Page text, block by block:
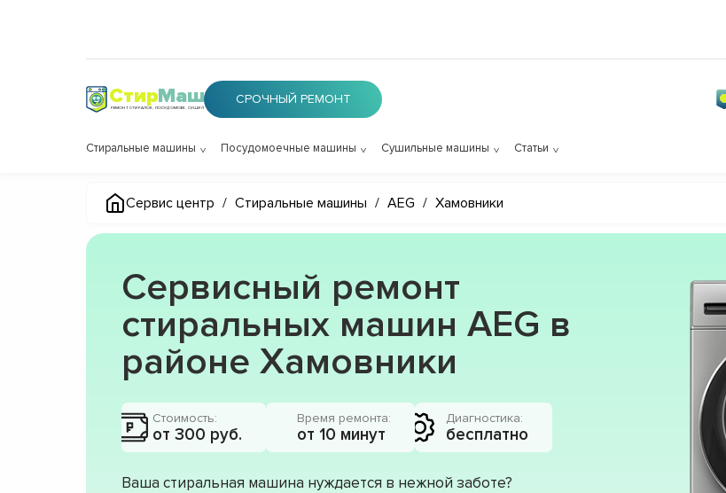
СтирМаш
РЕМОНТ СТИРАЛОК, ПОСУДОМОЕК, СУШИЛОК
СРОЧНЫЙ РЕМОНТ
Стиральные машины Посудомоечные машины Сушильные машины Статьи
Сервис центр / Стиральные машины / AEG / Хамовники
Сервисный ремонт
стиральных машин AEG в
районе Хамовники
Стоимость:
от 300 руб.
Время ремонта:
от 10 минут
Диагностика:
бесплатно
Ваша стиральная машина нуждается в нежной заботе?